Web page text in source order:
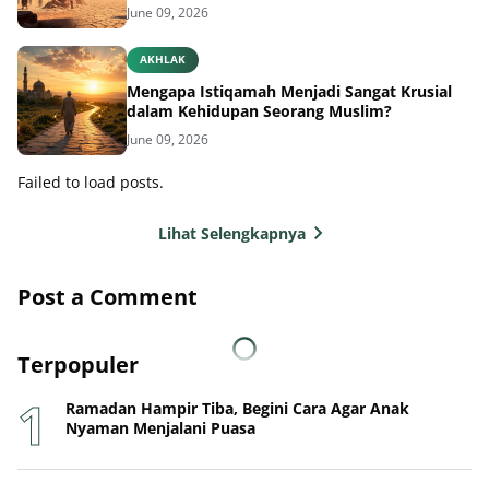
June 09, 2026
AKHLAK
Mengapa Istiqamah Menjadi Sangat Krusial
dalam Kehidupan Seorang Muslim?
June 09, 2026
Failed to load posts.
Lihat Selengkapnya
Post a Comment
Terpopuler
Ramadan Hampir Tiba, Begini Cara Agar Anak
Nyaman Menjalani Puasa